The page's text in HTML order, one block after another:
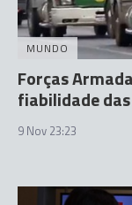
MUNDO
Forças
fiabilidade
9 Nov 23:23